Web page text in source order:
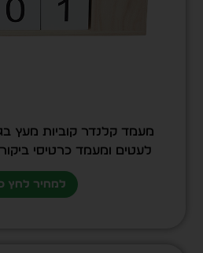
מעמד קלנדר קוביות מעץ
לעטים ומעמד כרטיסי ביקור 29ס”מ דגם 4112
למחיר לחץ